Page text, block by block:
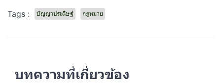
Tags : ปัญญาประดิษฐ์ กฎหมาย
บทความที่เกี่ยวข้อง